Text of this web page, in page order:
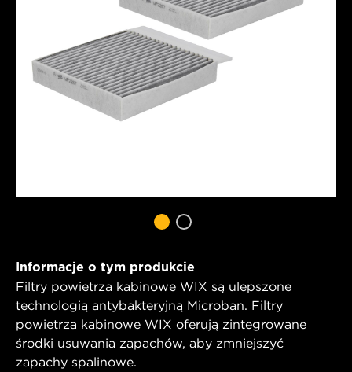
Informacje o tym produkcie
Filtry powietrza kabinowe WIX są ulepszone
technologią antybakteryjną Microban. Filtry
powietrza kabinowe WIX oferują zintegrowane
środki usuwania zapachów, aby zmniejszyć
zapachy spalinowe.